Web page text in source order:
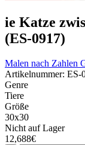
ie Katze
(ES-0917)
Malen nach Zahlen
Artikelnummer: ES-
Genre
Tiere
Größe
30x30
Nicht auf Lager
12,688€